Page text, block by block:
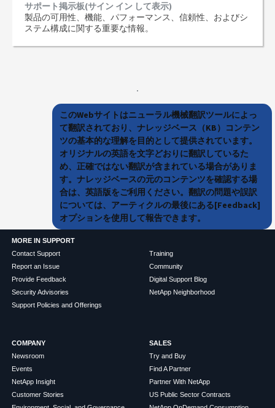
サポート掲示板(サイン イン して表示)
製品の可用性、機能、パフォーマンス、信頼性、およびシ
ステム構成に関する重要な情報。
このWebサイトはニューラル機械翻訳ツールによっ
て翻訳されており、ナレッジベース（KB）コンテン
ツの基本的な理解を目的として提供されています。
オリジナルの英語を文字どおりに翻訳しているた
め、正確ではない翻訳が含まれている場合がありま
す。ナレッジベースの元のコンテンツを確認する場
合は、英語版をご利用ください。翻訳の問題や誤訳
については、アーティクルの最後にある[Feedback]
オプションを使用して報告できます。
MORE IN SUPPORT
Contact Support
Report an Issue
Provide Feedback
Security Advisories
Support Policies and Offerings
Training
Community
Digital Support Blog
NetApp Neighborhood
COMPANY
Newsroom
Events
NetApp Insight
Customer Stories
SALES
Try and Buy
Find A Partner
Partner With NetApp
US Public Sector Contracts